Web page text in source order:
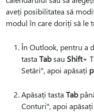
aveți posibilitatea să
modul în care doriți să le
În Outlook, pentru a
tasta Tabsau Shift+
Setări", apoi apăsați
Apăsați tasta Tab
Conturi", apoi